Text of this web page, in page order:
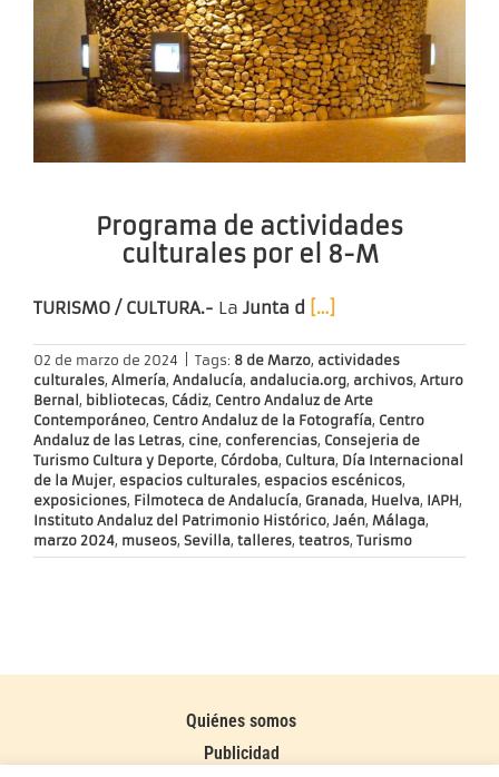
Programa de actividades
culturales por el 8-M
TURISMO / CULTURA.- La Junta d […]
02 de marzo de 2024 Tags: 8 de Marzo, actividades
culturales, Almería, Andalucía, andalucia.org, archivos, Arturo
Bernal , bibliotecas, Cádiz, Centro Andaluz de Arte
Contemporáneo, Centro Andaluz de la Fotografía, Centro
Andaluz de las Letras, cine, conferencias, Consejeria de
Turismo Cultura y Deporte, Córdoba, Cultura, Día Internacional
de la Mujer, espacios culturales, espacios escénicos,
exposiciones, Filmoteca de Andalucía, Granada, Huelva, IAPH,
Instituto Andaluz del Patrimonio Histórico, Jaén, Málaga,
marzo 2024, museos, Sevilla, talleres, teatros, Turismo
Quiénes somos
Publicidad